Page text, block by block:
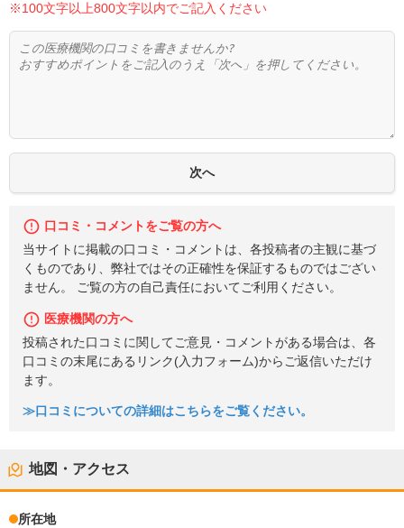
※100文字以上800文字以内でご記入ください
口コミ・コメントをご覧の方へ
当サイトに掲載の口コミ・コメントは、各投稿者の主観に基づ
くものであり、弊社ではその正確性を保証するものではござい
ません。 ご覧の方の自己責任においてご利用ください。
医療機関の方へ
投稿された口コミに関してご意見・コメントがある場合は、各
口コミの末尾にあるリンク(入力フォーム)からご返信いただけ
ます。
≫口コミについての詳細はこちらをご覧ください。
地図・アクセス
所在地